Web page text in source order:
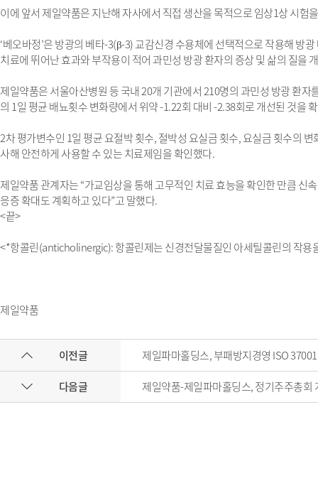
이에 앞서 제일약품은 지난해 자사에서 직접 생산을 목적으로 임상1상 시험
‘베오바정’은 방광의 베타-3(β-3) 교감신경 수용체에 선택적으로 작용해 방
치료에 뛰어난 효과와 부작용이 적어 과민성 방광 환자의 증상 및 삶의 질을
제일약품은 서울아산병원 등 국내 20개 기관에서 210명의 과민성 방광 환
의 1일 평균 배뇨횟수 변화량에서 위약 -1.22회 대비 -2.38회로 개선된 것을
2차 평가변수인 1일 평균 요절박 횟수, 절박성 요실금 횟수, 요실금 횟수의
사해 안전하게 사용할 수 있는 치료제임을 확인했다.
제일약품 관계자는 “가교임상을 통해 고무적인 치료 효능을 확인한 만큼 신
응증 확대도 계획하고 있다”고 말했다.
<끝>
<*항콜린(anticholinergic): 항콜린제는 신경전달물질인 아세틸콜린의 작용
제일약품
이전글
제일파마홀딩스, 부패방지경영 ISO
다음글
제일약품-제일파마홀딩스, 정기주주총회